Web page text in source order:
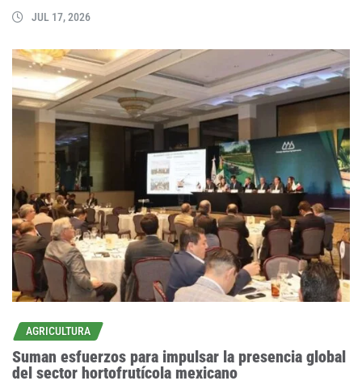
JUL 17, 2026
AGRICULTURA
Suman esfuerzos para impulsar la presencia global
del sector hortofrutícola mexicano